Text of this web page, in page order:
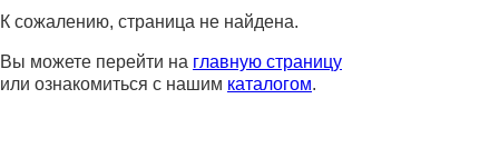
К сожалению, страница не найдена.
Вы можете перейти на главную страницу
или ознакомиться с нашим каталогом.